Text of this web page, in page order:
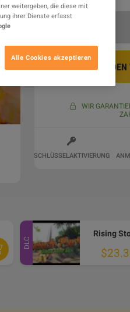
IN
WIR
SCHLÜSSELAKTIVIERUNG
DLC
weitergeben, die diese mit
ihrer Dienste erfasst
Alle Cookies akzeptieren